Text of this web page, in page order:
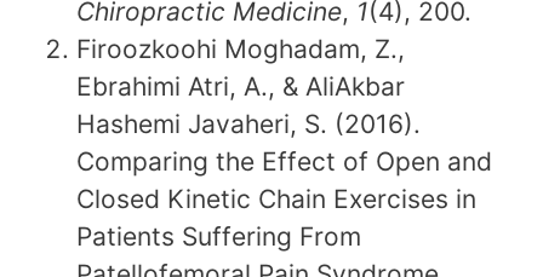
Chiropractic Medicine, 1(4), 200.
Firoozkoohi Moghadam, Z.,
Ebrahimi Atri, A., & AliAkbar
Hashemi Javaheri, S. (2016).
Comparing the Effect of Open and
Closed Kinetic Chain Exercises in
Patients Suffering From